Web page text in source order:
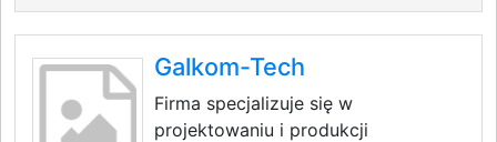
Galkom-Tech
Firma specjalizuje się w
projektowaniu i produkcji